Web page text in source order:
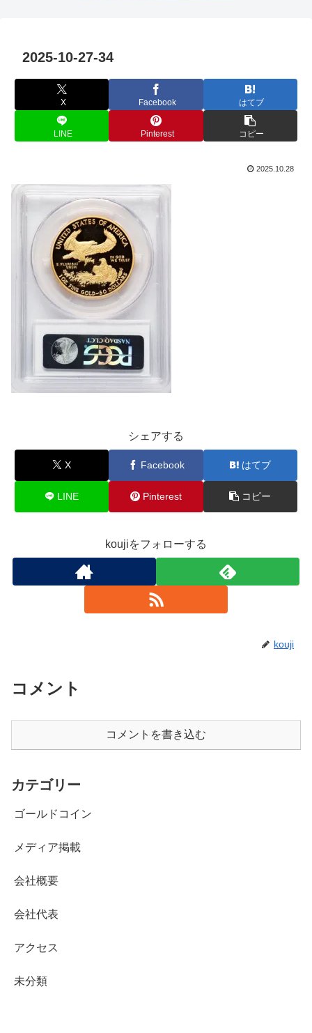
2025-10-27-34
X Facebook はてブ
LINE Pinterest コピー
2025.10.28
シェアする
X Facebook はてブ
LINE Pinterest コピー
koujiをフォローする
kouji
コメント
コメントを書き込む
カテゴリー
ゴールドコイン
メディア掲載
会社概要
会社代表
アクセス
未分類